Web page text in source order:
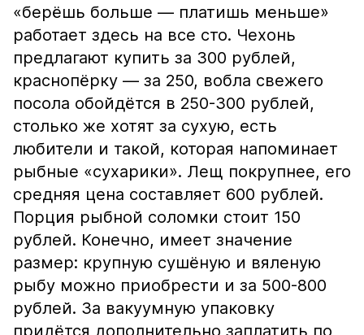
«берёшь больше — платишь меньше»
работает здесь на все сто. Чехонь
предлагают купить за 300 рублей,
краснопёрку — за 250, вобла свежего
посола обойдётся в 250-300 рублей,
столько же хотят за сухую, есть
любители и такой, которая напоминает
рыбные «сухарики». Лещ покрупнее, его
средняя цена составляет 600 рублей.
Порция рыбной соломки стоит 150
рублей. Конечно, имеет значение
размер: крупную сушёную и вяленую
рыбу можно приобрести и за 500-800
рублей. За вакуумную упаковку
придётся дополнительно заплатить по